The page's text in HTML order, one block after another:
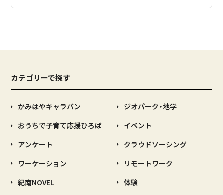
カテゴリーで探す
かみはやキャラバン
おうちで子育て応援ひろば
アンケート
ワーケーション
紀南NOVEL
ジオパーク・地学
イベント
クラウドソーシング
リモートワーク
体験